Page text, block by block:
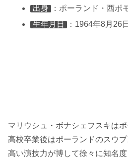
出身
：ポーランド・西ポ
生年月日
：1964年8月26日
マリウシュ・ボナシェフスキは
高校卒業後はポーランドのスウプ
高い演技力が博して徐々に知名度